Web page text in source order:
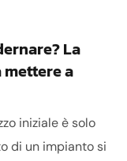
La
a
iniziale è solo
di un impianto si